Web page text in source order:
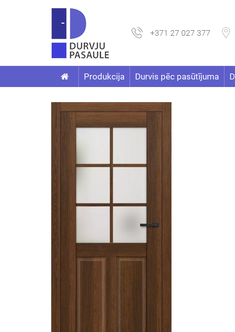
+371 27 027 377
Produkcija Durvis pēc pasūtījuma